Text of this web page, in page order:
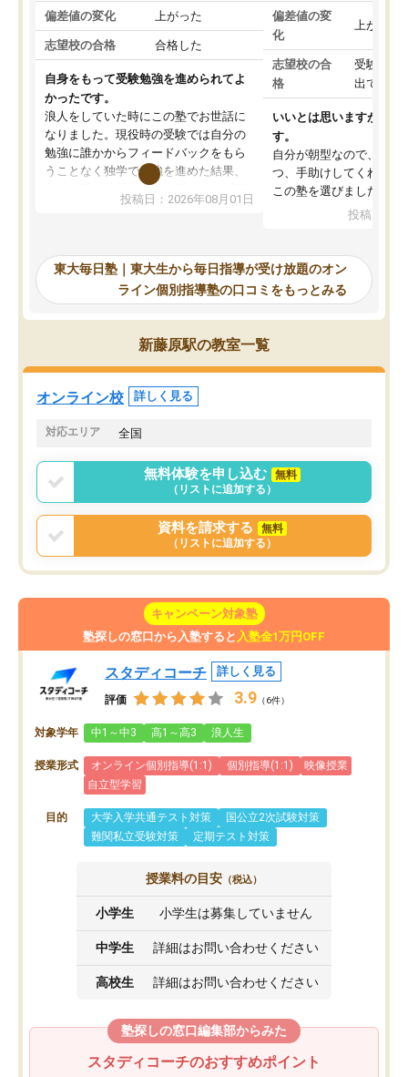
偏差値の変化 上がった
志望校の合格 合格した
自身をもって受験勉強を進められてよ
かったです。
浪人をしていた時にこの塾でお世話に
なりました。現役時の受験では自分の
勉強に誰かからフィードバックをもら
うことなく独学で勉強を進めた結果、
入試本番に地歴の学習が間に合わず不
合格となってしまいました。その経験
東大毎日塾にたどり着きました。学習
の長期計画や日々の勉強のやり方につ
いて客観的なアドバイスをいただけた
ので、自信をもって受験勉強を進める
ことができました。自分のように勉強
のやり方や進捗管理で苦労している方
には特におすすめしたい塾です。
投稿日：2026年08月01日
偏差値の変
化
上がった
志望校の合
格
受験して
出ていな
いいとは思いますが、料
す。
自分が朝型なので、自習
つ、手助けしてくれる設
この塾を選びました。
投稿日：
東大毎日塾｜東大生から毎日指導が受け放題のオン
ライン個別指導塾の口コミをもっとみる
新藤原駅の教室一覧
オンライン校 詳しく見る
対応エリア 全国
無料体験を申し込む
無料
（リストに追加する）
資料を請求する
無料
（リストに追加する）
キャンペーン対象塾
塾探しの窓口から入塾すると 入塾金1万円OFF
スタディコーチ 詳しく見る
評価 3.9 （6件）
対象学年 中1～中3 高1～高3 浪人生
授業形式 オンライン個別指導(1:1) 個別指導(1:1)
映像授業
自立型学習
目的 大学入学共通テスト対策
国公立2次試験対策
難関私立受験対策
定期テスト対策
授業料の目安 （税込）
小学生 小学生は募集していません
中学生 詳細はお問い合わせください
高校生 詳細はお問い合わせください
塾探しの窓口編集部からみた
スタディコーチのおすすめポイント